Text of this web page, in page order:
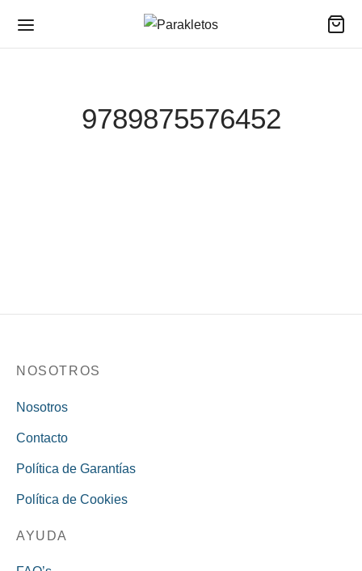
9789875576452
NOSOTROS
Nosotros
Contacto
Política de Garantías
Política de Cookies
AYUDA